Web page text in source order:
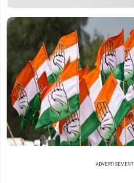
ADVERTISEMENT